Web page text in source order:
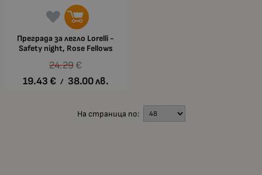
Преграда за легло Lorelli -
Safety night, Rose Fellows
24.29€
19.43€ / 38.00лв.
На страница по: